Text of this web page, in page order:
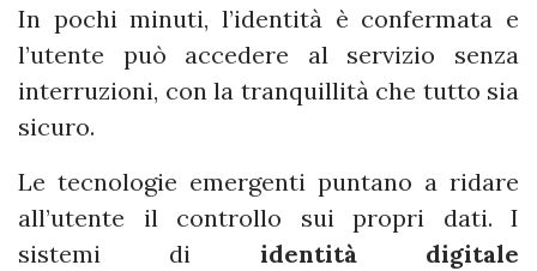
In pochi minuti, l’identità è confermata e
l’utente può accedere al servizio senza
interruzioni, con la tranquillità che tutto sia
sicuro.
Le tecnologie emergenti puntano a ridare
all’utente il controllo sui propri dati. I
sistemi di identità digitale